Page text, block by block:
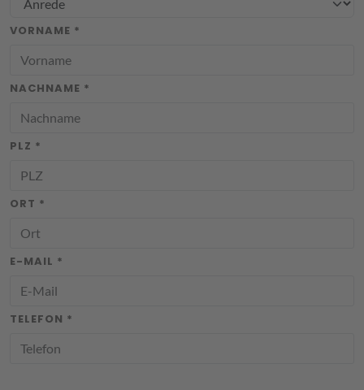
VORNAME *
NACHNAME *
PLZ *
ORT *
E-MAIL *
TELEFON *